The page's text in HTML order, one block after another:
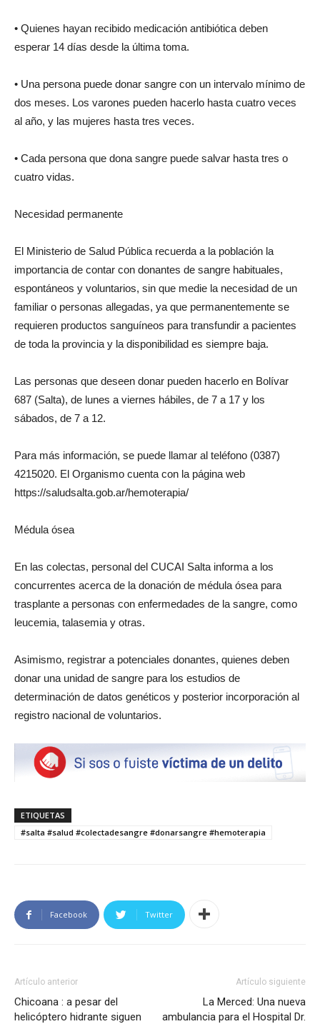
• Quienes hayan recibido medicación antibiótica deben
esperar 14 días desde la última toma.
• Una persona puede donar sangre con un intervalo mínimo de
dos meses. Los varones pueden hacerlo hasta cuatro veces
al año, y las mujeres hasta tres veces.
• Cada persona que dona sangre puede salvar hasta tres o
cuatro vidas.
Necesidad permanente
El Ministerio de Salud Pública recuerda a la población la
importancia de contar con donantes de sangre habituales,
espontáneos y voluntarios, sin que medie la necesidad de un
familiar o personas allegadas, ya que permanentemente se
requieren productos sanguíneos para transfundir a pacientes
de toda la provincia y la disponibilidad es siempre baja.
Las personas que deseen donar pueden hacerlo en Bolívar
687 (Salta), de lunes a viernes hábiles, de 7 a 17 y los
sábados, de 7 a 12.
Para más información, se puede llamar al teléfono (0387)
4215020. El Organismo cuenta con la página web
https://saludsalta.gob.ar/hemoterapia/
Médula ósea
En las colectas, personal del CUCAI Salta informa a los
concurrentes acerca de la donación de médula ósea para
trasplante a personas con enfermedades de la sangre, como
leucemia, talasemia y otras.
Asimismo, registrar a potenciales donantes, quienes deben
donar una unidad de sangre para los estudios de
determinación de datos genéticos y posterior incorporación al
registro nacional de voluntarios.
ETIQUETAS
#salta #salud #colectadesangre #donarsangre #hemoterapia
Facebook Twitter
Artículo anterior
Chicoana : a pesar del
helicóptero hidrante siguen
Artículo siguiente
La Merced: Una nueva
ambulancia para el Hospital Dr.